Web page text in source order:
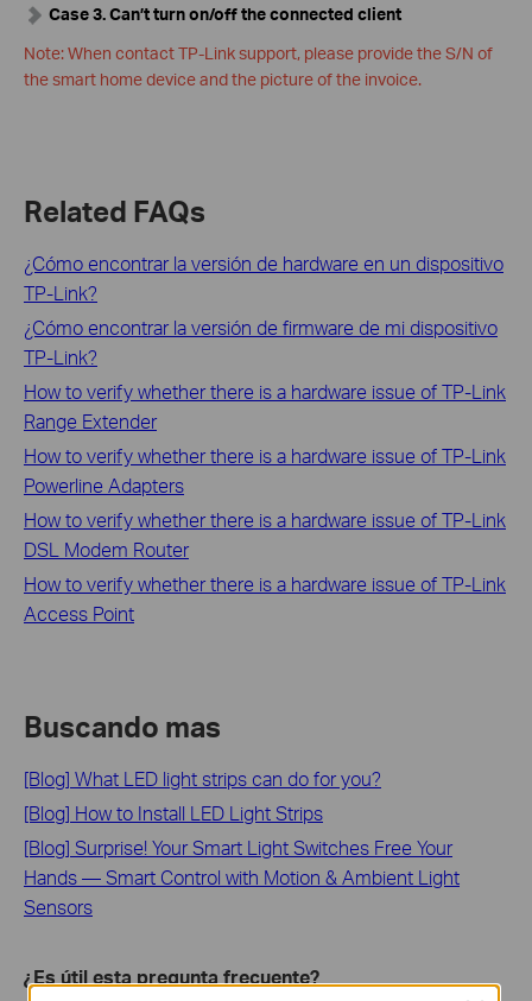
Case 3. Can’t turn on/off the connected client
Note: When contact TP-Link support, please provide the S/N of
the smart home device and the picture of the invoice.
Related FAQs
¿Cómo encontrar la versión de hardware en un dispositivo
TP-Link?
¿Cómo encontrar la versión de firmware de mi dispositivo
TP-Link?
How to verify whether there is a hardware issue of TP-Link
Range Extender
How to verify whether there is a hardware issue of TP-Link
Powerline Adapters
How to verify whether there is a hardware issue of TP-Link
DSL Modem Router
How to verify whether there is a hardware issue of TP-Link
Access Point
Buscando mas
[Blog] What LED light strips can do for you?
[Blog] How to Install LED Light Strips
[Blog] Surprise! Your Smart Light Switches Free Your
Hands — Smart Control with Motion & Ambient Light
Sensors
¿Es útil esta pregunta frecuente?